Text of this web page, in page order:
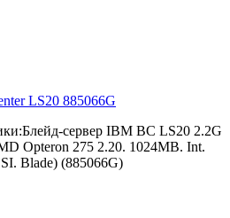
LS20 885066G
сервер IBM BC LS20 2.2G
Opteron 275 2.20. 1024MB. Int.
Blade) (885066G)